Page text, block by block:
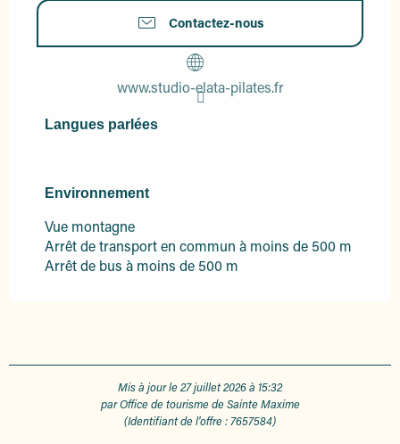
Contactez-nous
www.studio-elata-pilates.fr
Langues parlées
Langues parlées
Environnement
Environnement
Vue montagne
Arrêt de transport en commun à moins de 500 m
Arrêt de bus à moins de 500 m
Mis à jour le 27 juillet 2026 à 15:32
par Office de tourisme de Sainte Maxime
(Identifiant de l'offre :7657584)